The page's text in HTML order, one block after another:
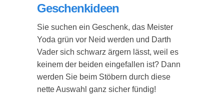
Geschenkideen
Sie suchen ein Geschenk, das Meister
Yoda grün vor Neid werden und Darth
Vader sich schwarz ärgern lässt, weil es
keinem der beiden eingefallen ist? Dann
werden Sie beim Stöbern durch diese
nette Auswahl ganz sicher fündig!